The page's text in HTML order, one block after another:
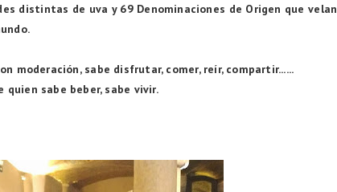
distintas de uva y 69 Denominaciones de Origen que velan
moderación, sabe disfrutar, comer, reír, compartir......
quien sabe beber, sabe vivir.